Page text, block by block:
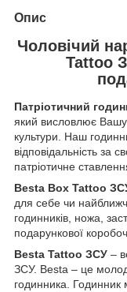
Опис
Чоловічий
Tattoo
Патріотичний
який висловлює Вашу
культури. Наш
відповідальність за
патріотичне
Besta Box Tattoo
для себе чи
годинників, ножа,
подарункової
Besta Tattoo ЗСУ –
ЗСУ. Besta – це
годинника. Годинник